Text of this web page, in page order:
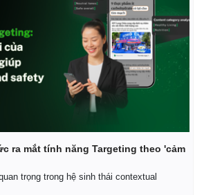
ra mắt tính năng Targeting theo 'cảm
trọng trong hệ sinh thái contextual